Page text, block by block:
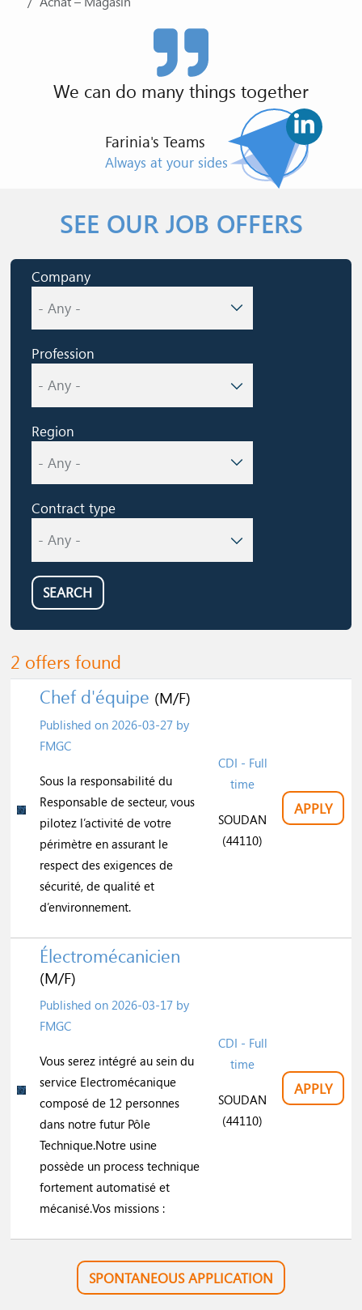
We can do many things together
Farinia's Teams
Always at your sides
SEE OUR JOB OFFERS
Company
Profession
Region
Contract type
SEARCH
2 offers found
Chef d'équipe (M/F)
Published on2026-03-27 by
FMGC
Sous la responsabilité du
Responsable de secteur, vous
pilotez l’activité de votre
périmètre en assurant le
respect des exigences de
sécurité, de qualité et
d’environnement.
CDI - Full
time
SOUDAN
(44110)
APPLY
Électromécanicien
(M/F)
Published on2026-03-17 by
FMGC
Vous serez intégré au sein du
service Electromécanique
composé de 12 personnes
dans notre futur Pôle
Technique.Notre usine
possède un process technique
fortement automatisé et
mécanisé.Vos missions :
CDI - Full
time
SOUDAN
(44110)
APPLY
SPONTANEOUS APPLICATION